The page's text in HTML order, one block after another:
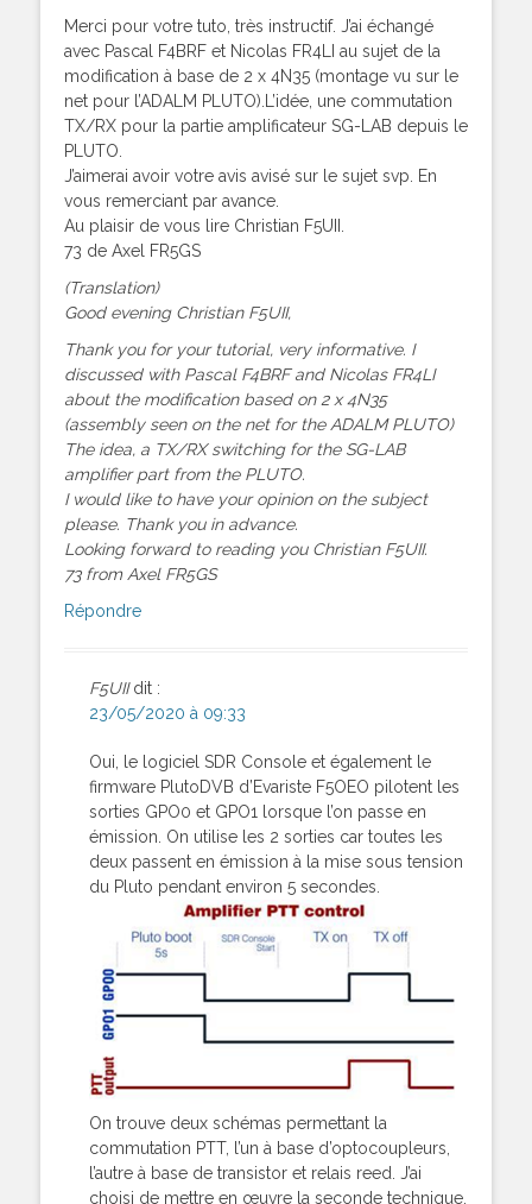
Merci pour votre tuto, très instructif. J’ai échangé
avec Pascal F4BRF et Nicolas FR4LI au sujet de la
modification à base de 2 x 4N35 (montage vu sur le
net pour l’ADALM PLUTO).L’idée, une commutation
TX/RX pour la partie amplificateur SG-LAB depuis le
PLUTO.
J’aimerai avoir votre avis avisé sur le sujet svp. En
vous remerciant par avance.
Au plaisir de vous lire Christian F5UII.
73 de Axel FR5GS
(Translation)
Good evening Christian F5UII,
Thank you for your tutorial, very informative. I
discussed with Pascal F4BRF and Nicolas FR4LI
about the modification based on 2 x 4N35
(assembly seen on the net for the ADALM PLUTO)
The idea, a TX/RX switching for the SG-LAB
amplifier part from the PLUTO.
I would like to have your opinion on the subject
please. Thank you in advance.
Looking forward to reading you Christian F5UII.
73 from Axel FR5GS
Répondre
F5UII dit :
23/05/2020 à 09:33
Oui, le logiciel SDR Console et également le
firmware PlutoDVB d’Evariste F5OEO pilotent les
sorties GPO0 et GPO1 lorsque l’on passe en
émission. On utilise les 2 sorties car toutes les
deux passent en émission à la mise sous tension
du Pluto pendant environ 5 secondes.
On trouve deux schémas permettant la
commutation PTT, l’un à base d’optocoupleurs,
l’autre à base de transistor et relais reed. J’ai
choisi de mettre en œuvre la seconde technique,